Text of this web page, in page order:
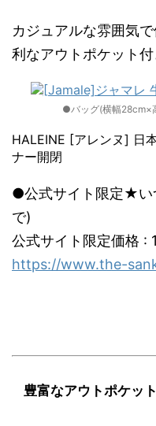
カジュアルな雰囲気
利なアウトポケット付
●バッグ(横幅28cm×
HALEINE [アレンヌ] 日
ナー開閉
●公式サイト限定★い
で)
公式サイト限定価格 :
https://www.the-
豊富なアウトポケット